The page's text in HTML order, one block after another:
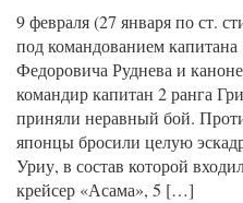
9 февраля (27 января по ст.
под командованием капитана
Федоровича Руднева и
командир капитан 2 ранга
приняли неравный бой.
японцы бросили целую
Уриу, в состав которой
крейсер «Асама», 5 […]